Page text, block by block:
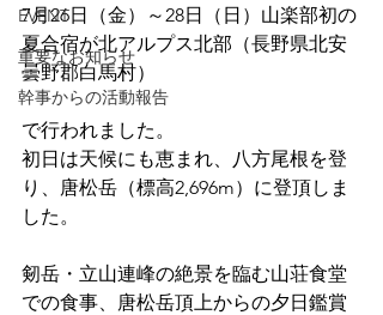
EVENT
重要なお知らせ
幹事からの活動報告
7月26日（金）～28日（日）山楽部初の
夏合宿が北アルプス北部（長野県北安
曇野郡白馬村）
で行われました。
初日は天候にも恵まれ、八方尾根を登
り、唐松岳（標高2,696m）に登頂しま
した。
剱岳・立山連峰の絶景を臨む山荘食堂
での食事、唐松岳頂上からの夕日鑑賞